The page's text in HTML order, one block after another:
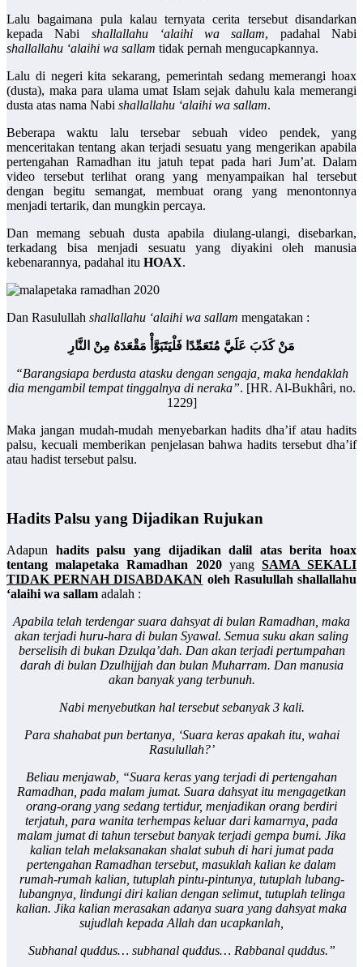
Lalu bagaimana pula kalau ternyata cerita tersebut disandarkan
kepada Nabi shallallahu ‘alaihi wa sallam, padahal Nabi
shallallahu ‘alaihi wa sallam tidak pernah mengucapkannya.
Lalu di negeri kita sekarang, pemerintah sedang memerangi hoax
(dusta), maka para ulama umat Islam sejak dahulu kala memerangi
dusta atas nama Nabi shallallahu ‘alaihi wa sallam.
Beberapa waktu lalu tersebar sebuah video pendek, yang
menceritakan tentang akan terjadi sesuatu yang mengerikan apabila
pertengahan Ramadhan itu jatuh tepat pada hari Jum’at. Dalam
video tersebut terlihat orang yang menyampaikan hal tersebut
dengan begitu semangat, membuat orang yang menontonnya
menjadi tertarik, dan mungkin percaya.
Dan memang sebuah dusta apabila diulang-ulangi, disebarkan,
terkadang bisa menjadi sesuatu yang diyakini oleh manusia
kebenarannya, padahal itu HOAX.
Dan Rasulullah shallallahu ‘alaihi wa sallam mengatakan :
مَنْ كَذَبَ عَلَيَّ مُتَعَمِّدًا فَلْيَتَبَوَّأْ مَقْعَدَهُ مِنْ النَّارِ
“Barangsiapa berdusta atasku dengan sengaja, maka hendaklah
dia mengambil tempat tinggalnya di neraka”. [HR. Al-Bukhâri, no.
1229]
Maka jangan mudah-mudah menyebarkan hadits dha’if atau hadits
palsu, kecuali memberikan penjelasan bahwa hadits tersebut dha’if
atau hadist tersebut palsu.
Hadits Palsu yang Dijadikan Rujukan
Adapun hadits palsu yang dijadikan dalil atas berita hoax
tentang malapetaka Ramadhan 2020yang SAMA SEKALI
TIDAK PERNAH DISABDAKAN oleh Rasulullah shallallahu
‘alaihi wa sallam adalah :
Apabila telah terdengar suara dahsyat di bulan Ramadhan, maka
akan terjadi huru-hara di bulan Syawal. Semua suku akan saling
berselisih di bukan Dzulqa’dah. Dan akan terjadi pertumpahan
darah di bulan Dzulhijjah dan bulan Muharram. Dan manusia
akan banyak yang terbunuh.
Nabi menyebutkan hal tersebut sebanyak 3 kali.
Para shahabat pun bertanya, ‘Suara keras apakah itu, wahai
Rasulullah?’
Beliau menjawab, “Suara keras yang terjadi di pertengahan
Ramadhan, pada malam jumat. Suara dahsyat itu mengagetkan
orang-orang yang sedang tertidur, menjadikan orang berdiri
terjatuh, para wanita terhempas keluar dari kamarnya, pada
malam jumat di tahun tersebut banyak terjadi gempa bumi. Jika
kalian telah melaksanakan shalat subuh di hari jumat pada
pertengahan Ramadhan tersebut, masuklah kalian ke dalam
rumah-rumah kalian, tutuplah pintu-pintunya, tutuplah lubang-
lubangnya, lindungi diri kalian dengan selimut, tutuplah telinga
kalian. Jika kalian merasakan adanya suara yang dahsyat maka
sujudlah kepada Allah dan ucapkanlah,
Subhanal quddus… subhanal quddus… Rabbanal quddus.”